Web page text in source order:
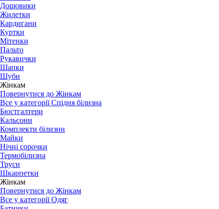
Дощовики
Жилетки
Кардигани
Куртки
Мітенки
Пальто
Рукавички
Шапки
Шуби
Жінкам
Повернутися до Жінкам
Все у категорії Спідня білизна
Бюстгалтери
Кальсони
Комплекти білизни
Майки
Нічні сорочки
Термобілизна
Труси
Шкарпетки
Жінкам
Повернутися до Жінкам
Все у категорії Одяг